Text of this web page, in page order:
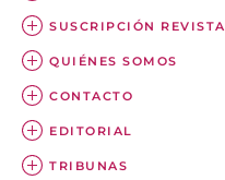
SUSCRIPCIÓN REVISTA
QUIÉNES SOMOS
CONTACTO
EDITORIAL
TRIBUNAS